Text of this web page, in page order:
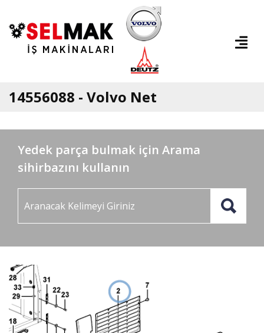
14556088 - Volvo Net
Yedek parça bulmak için Arama
sihirbazını kullanın